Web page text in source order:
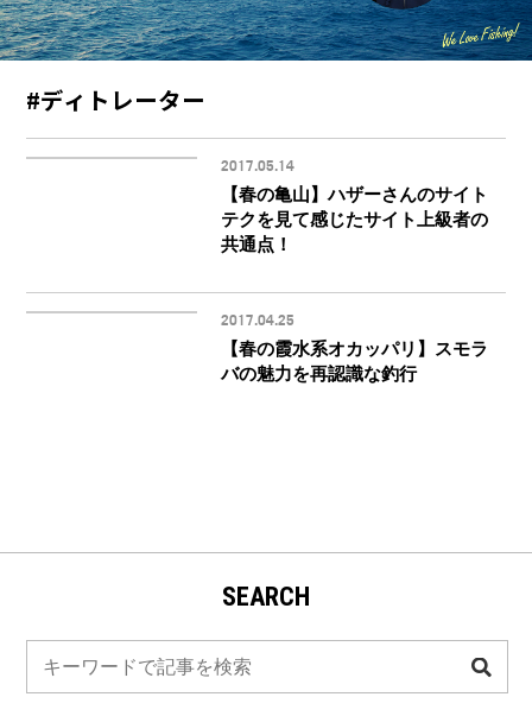
#ディトレーター
2017.05.14
【春の亀山】ハザーさんのサイト
テクを見て感じたサイト上級者の
共通点！
2017.04.25
【春の霞水系オカッパリ】スモラ
バの魅力を再認識な釣行
SEARCH